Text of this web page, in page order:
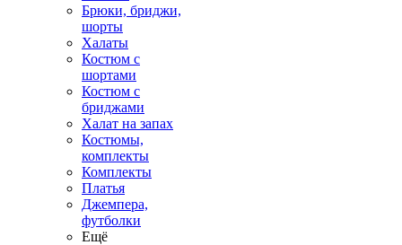
Брюки, бриджи,
шорты
Халаты
Костюм с
шортами
Костюм с
бриджами
Халат на запах
Костюмы,
комплекты
Комплекты
Платья
Джемпера,
футболки
Ещё